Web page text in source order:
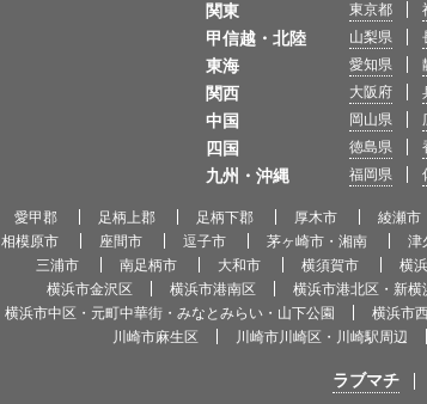
関東 東京都
甲信越・北陸 山梨県
東海 愛知県
関西 大阪府
中国 岡山県
四国 徳島県
九州・沖縄 福岡県
愛甲郡 足柄上郡 足柄下郡 厚木市 綾瀬市
相模原市
座間市 逗子市 茅ヶ崎市・湘南 津
三浦市
南足柄市 大和市 横須賀市 横
横浜市金沢区
横浜市港南区 横浜市港北区・新横
横浜市中区・元町中華街・みなとみらい・山下公園
横浜市
川崎市麻生区
川崎市川崎区・川崎駅周辺
ラブマチ